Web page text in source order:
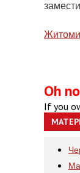
Oh
If you